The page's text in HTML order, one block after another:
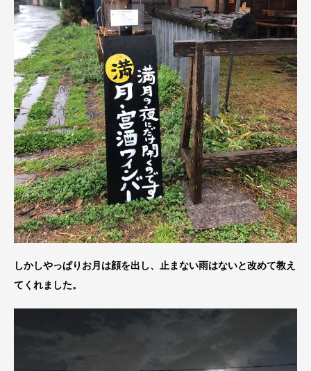
しかしやっぱりお月は顔を出し、止まない雨はないと改めて教え
てくれました。